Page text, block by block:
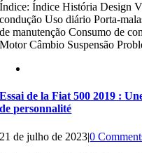
Índice: Índice História Design
condução Uso diário Porta-
de manutenção Consumo de
Motor Câmbio Suspensão
Essai de la Fiat 500 2019 :
de personnalité
21 de julho de 2023|0